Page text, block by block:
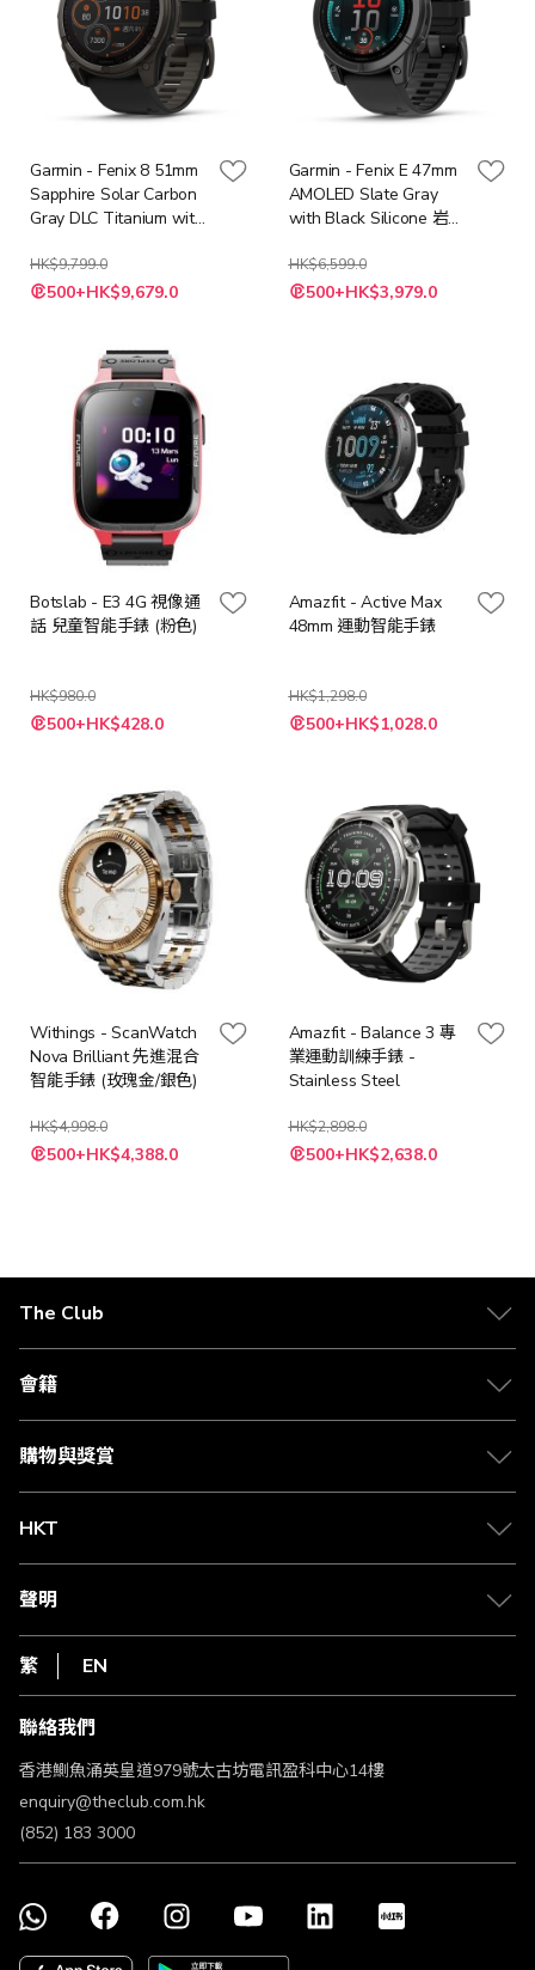
Garmin - Fenix 8 51mm
Sapphire Solar Carbon
Gray DLC Titanium with
能手錶
HK$9,799.0
特
殊 500+HK$9,679.0
Garmin - Fenix E 47mm
AMOLED Slate Gray
with Black Silicone 岩灰
HK$6,599.0
特
殊 500+HK$3,979.0
Botslab - E3 4G 視像通
話 兒童智能手錶 (粉色)
HK$980.0
特
殊 500+HK$428.0
Amazfit - Active Max
48mm 運動智能手錶
HK$1,298.0
特
殊 500+HK$1,028.0
Withings - ScanWatch
Nova Brilliant 先進混合
智能手錶 (玫瑰金/銀色)
HK$4,998.0
500+HK$4,388.0
Amazfit - Balance 3 專
業運動訓練手錶 -
Stainless Steel
HK$2,898.0
特
殊 500+HK$2,638.0
The Club
關於 The Club
合作夥伴
媒體中心
會籍
會籍及專屬禮遇
賺取積分
購物與獎賞
物流與配送
Club Shopping 商品領取站
常見問題
HKT
csl.
1010
HKT
聲明
私隱聲明
使用條款
條款及細則
不歧視及不騷擾聲明
認可牌照及通告
繁 EN
聯絡我們
香港鰂魚涌英皇道979號太古坊電訊盈科中心14樓
enquiry@theclub.com.hk
(852) 183 3000